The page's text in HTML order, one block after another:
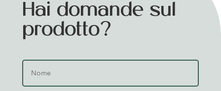
Hai domande sul
prodotto?